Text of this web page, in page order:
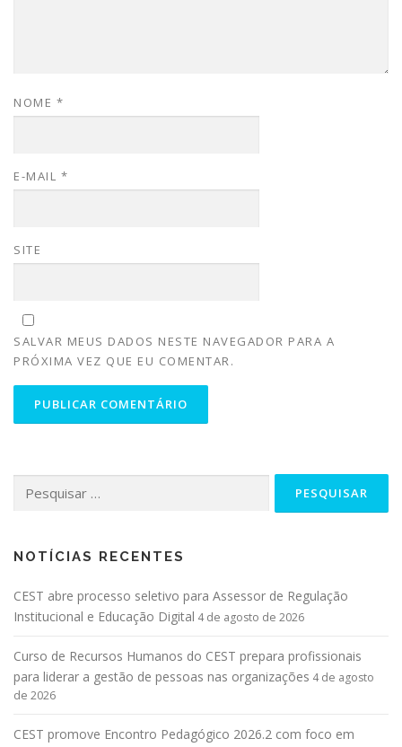
NOME *
E-MAIL *
SITE
SALVAR MEUS DADOS NESTE NAVEGADOR PARA A
PRÓXIMA VEZ QUE EU COMENTAR.
NOTÍCIAS RECENTES
CEST abre processo seletivo para Assessor de Regulação
Institucional e Educação Digital 4 de agosto de 2026
Curso de Recursos Humanos do CEST prepara profissionais
para liderar a gestão de pessoas nas organizações 4 de agosto
de 2026
CEST promove Encontro Pedagógico 2026.2 com foco em